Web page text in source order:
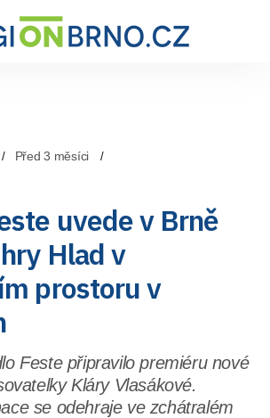
Před 3 měsíci
uvede v Brně
Hlad v
prostoru v
Feste připravilo premiéru nové
Kláry Vlasákové.
se odehraje ve zchátralém